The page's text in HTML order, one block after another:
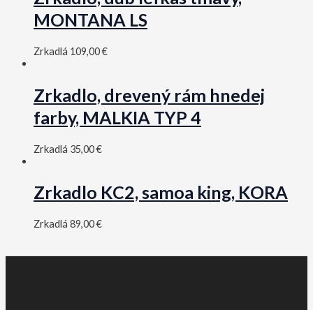
MONTANA LS
Zrkadlá 109,00€
Zrkadlo, drevený rám hnedej
farby, MALKIA TYP 4
Zrkadlá 35,00€
Zrkadlo KC2, samoa king, KORA
Zrkadlá 89,00€